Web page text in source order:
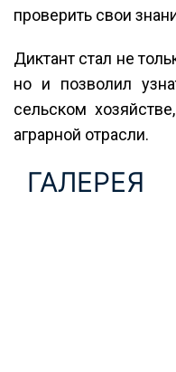
проверить свои
Диктант стал не
но и позволил
сельском
аграрной отрасли.
ГАЛЕРЕЯ